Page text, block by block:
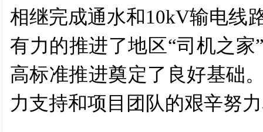
相继完成通水和10kV输电线
有力的推进了地区“司机之
高标准推进奠定了良好基础
力支持和项目团队的艰辛努